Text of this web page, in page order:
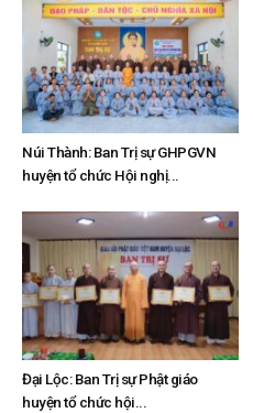
Núi Thành: Ban Trị sự GHPGVN
huyện tổ chức Hội nghị...
Đại Lộc: Ban Trị sự Phật giáo
huyện tổ chức hội...